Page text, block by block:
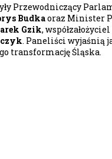
Przewodniczący
Budkaoraz Minister
Gzik,
. Paneliści wyjaśnią
transformację Śląska.